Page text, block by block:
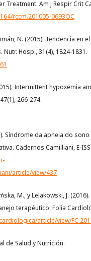
Am J Respir Crit
rccm.201005-0693OC
N. (2015). Tendencia en
Hosp., 31(4), 1824-1831.
Intermittent hypoxemia
266-274.
Síndrome da apneia do
Cadernos Camilliani, E-
article/view/437
M., y Lelakowski, J.
terapéutico. Folia
article/view/
de Salud y Nutrición.